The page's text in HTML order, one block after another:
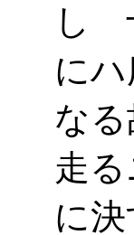
し
に
な
走
に